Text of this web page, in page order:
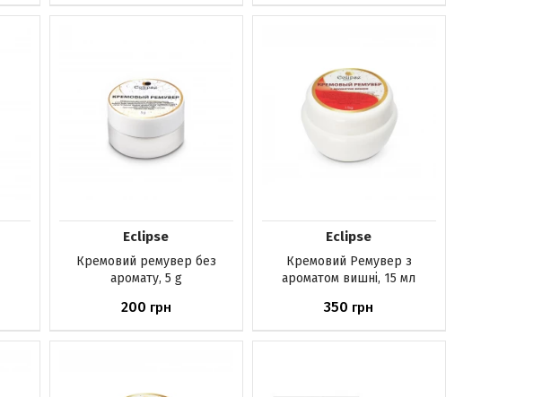
Eclipse
Кремовий ремувер без
аромату, 5 g
200 грн
Eclipse
Кремовий Ремувер з
ароматом вишні, 15 мл
350 грн